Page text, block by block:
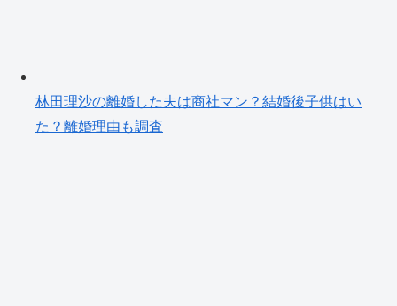
林田理沙の離婚した夫は商社マン？結婚後子供はい
た？離婚理由も調査